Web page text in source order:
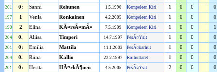
201 0: Sanni Rehunen 1.5.1990 Kempeleen Kiri 1 0 0 0
197 1 Venla Ronkainen 4.2.2005 Kempeleen Kiri 1 0 0 0
190 2 Elina KÃ¤rsÃ¤mÃ¤ 7.5.1999 Kempeleen Kiri 1 0 0 1
204 0. Aliisa Timperi 14.7.1997 PesÃ¤Ysit 1 0 0 0
201 0: Emilia Mattila 11.1.2003 PesÃ¤karhut 1 0 0 0
204 0. Riina Kallio 22.2.1997 Roihuttaret 1 0 0 0
201 0: Hertta HÃ¤rkÃ¶nen 4.5.2005 PesÃ¤Ysit 2 0 0 0